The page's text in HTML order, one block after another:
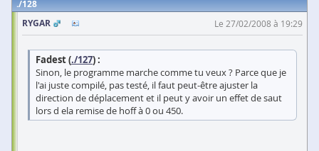
128
RYGAR
Le 27/02/2008 à 19:29
Fadest (./127) :
Sinon, le programme marche comme tu veux ? Parce que je
l'ai juste compilé, pas testé, il faut peut-être ajuster la
direction de déplacement et il peut y avoir un effet de saut
lors d ela remise de hoff à 0 ou 450.